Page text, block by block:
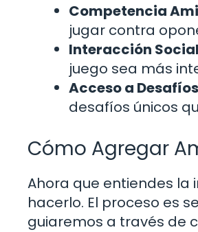
Competencia
jugar contra
Interacción
juego sea más
Acceso a
desafíos únicos
Cómo Agregar
Ahora que entiendes
hacerlo. El proceso es
guiaremos a través de